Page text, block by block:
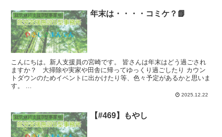
就労継続支援B型事業所 年末は・・・・コミケ？📗
こんにちは。新人支援員の宮崎です。 皆さんは年末はどう過ごされ
ますか？ 大掃除や実家や田舎に帰ってゆっくり過ごしたり カウン
トダウンのためイベントに出かけたり等、色々予定があるかと思いま
す。 ...
2025.12.22
就労継続支援B型事業所 【#469】もやし